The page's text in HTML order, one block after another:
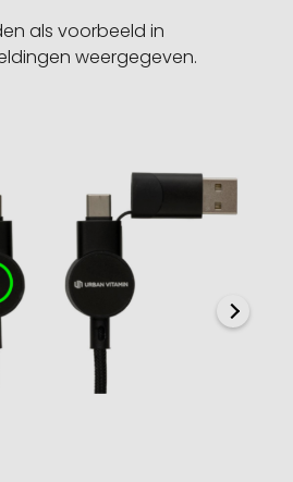
als voorbeeld in
weergegeven.